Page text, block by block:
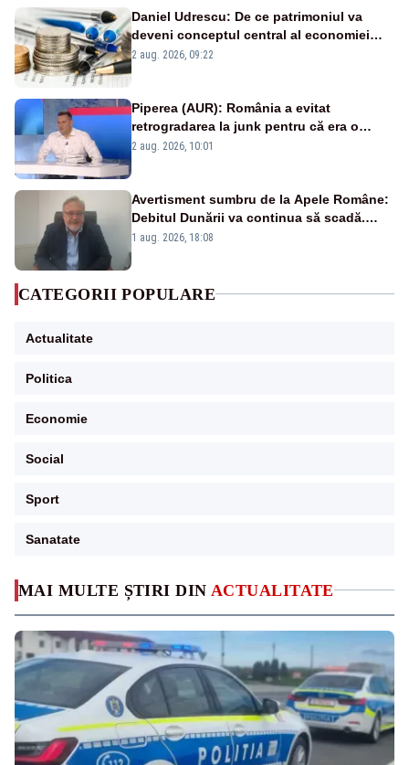
MAI MULTE ȘTIRI DIN ACTUALITATE
Daniel Udrescu: De ce patrimoniul va
deveni conceptul central al economiei
viitoare?
2 aug. 2026, 09:22
Piperea (AUR): România a evitat
retrogradarea la junk pentru că era o
catastrofă pentru bănci și fondurile de
2 aug. 2026, 10:01
Avertisment sumbru de la Apele Române:
Debitul Dunării va continua să scadă.
Cernavodă s-ar putea închide în 4 zile
1 aug. 2026, 18:08
CATEGORII POPULARE
Actualitate
Politica
Economie
Social
Sport
Sanatate